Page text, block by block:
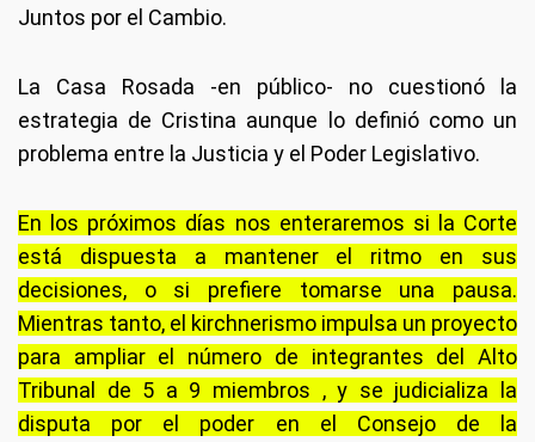
Juntos por el Cambio.
La Casa Rosada -en público- no cuestionó la
estrategia de Cristina aunque lo definió como un
problema entre la Justicia y el Poder Legislativo.
En los próximos días nos enteraremos si la Corte
está dispuesta a mantener el ritmo en sus
decisiones, o si prefiere tomarse una pausa.
Mientras tanto, el kirchnerismo impulsa un proyecto
para ampliar el número de integrantes del Alto
Tribunal de 5 a 9 miembros , y se judicializa la
disputa por el poder en el Consejo de la